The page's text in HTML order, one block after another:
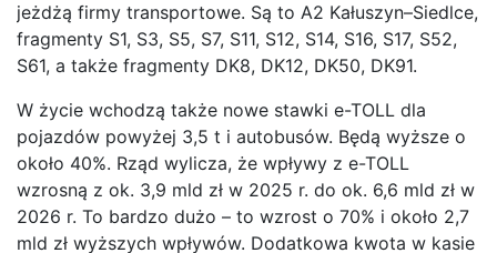
jeżdżą firmy transportowe. Są to A2 Kałuszyn–Siedlce,
fragmenty S1, S3, S5, S7, S11, S12, S14, S16, S17, S52,
S61, a także fragmenty DK8, DK12, DK50, DK91.
W życie wchodzą także nowe stawki e-TOLL dla
pojazdów powyżej 3,5 t i autobusów. Będą wyższe o
około 40%. Rząd wylicza, że wpływy z e-TOLL
wzrosną z ok. 3,9 mld zł w 2025 r. do ok. 6,6 mld zł w
2026 r. To bardzo dużo – to wzrost o 70% i około 2,7
mld zł wyższych wpływów. Dodatkowa kwota w kasie